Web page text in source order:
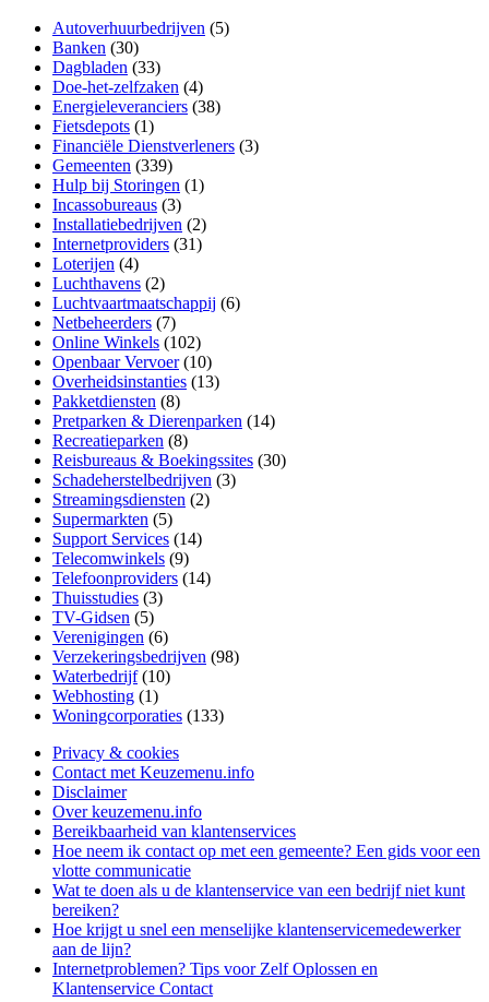
Autoverhuurbedrijven (5)
Banken (30)
Dagbladen (33)
Doe-het-zelfzaken (4)
Energieleveranciers (38)
Fietsdepots (1)
Financiële Dienstverleners (3)
Gemeenten (339)
Hulp bij Storingen (1)
Incassobureaus (3)
Installatiebedrijven (2)
Internetproviders (31)
Loterijen (4)
Luchthavens (2)
Luchtvaartmaatschappij (6)
Netbeheerders (7)
Online Winkels (102)
Openbaar Vervoer(10)
Overheidsinstanties (13)
Pakketdiensten (8)
Pretparken & Dierenparken (14)
Recreatieparken (8)
Reisbureaus & Boekingssites (30)
Schadeherstelbedrijven (3)
Streamingsdiensten (2)
Supermarkten (5)
Support Services (14)
Telecomwinkels (9)
Telefoonproviders (14)
Thuisstudies (3)
TV-Gidsen (5)
Verenigingen (6)
Verzekeringsbedrijven (98)
Waterbedrijf(10)
Webhosting (1)
Woningcorporaties (133)
Privacy & cookies
Contact met Keuzemenu.info
Disclaimer
Over keuzemenu.info
Bereikbaarheid van klantenservices
Hoe neem ik contact op met een gemeente? Een gids voor een
vlotte communicatie
Wat te doen als u de klantenservice van een bedrijf niet kunt
bereiken?
Hoe krijgt u snel een menselijke klantenservicemedewerker
aan de lijn?
Internetproblemen? Tips voor Zelf Oplossen en
Klantenservice Contact